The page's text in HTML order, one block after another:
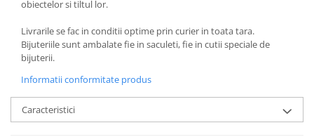
obiectelor si tiltul lor.
Livrarile se fac in conditii optime prin curier in toata tara.
Bijuteriile sunt ambalate fie in saculeti, fie in cutii speciale de
bijuterii.
Informatii conformitate produs
Caracteristici